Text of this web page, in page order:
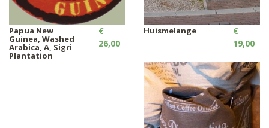
Papua New
Guinea, Washed
Arabica, A, Sigri
Plantation
€
26,00
Huismelange
€
19,00